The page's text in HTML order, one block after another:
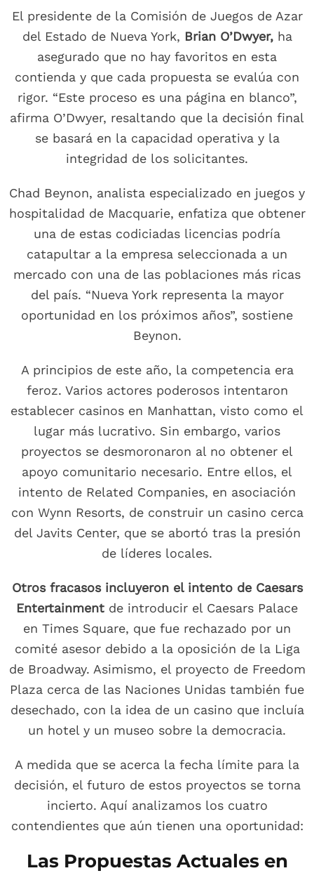
El presidente de la Comisión de Juegos de Azar
del Estado de Nueva York, Brian O’Dwyer,ha
asegurado que no hay favoritos en esta
contienda y que cada propuesta se evalúa con
rigor. “Este proceso es una página en blanco”,
afirma O’Dwyer, resaltando que la decisión final
se basará en la capacidad operativa y la
integridad de los solicitantes.
Chad Beynon, analista especializado en juegos y
hospitalidad de Macquarie, enfatiza que obtener
una de estas codiciadas licencias podría
catapultar a la empresa seleccionada a un
mercado con una de las poblaciones más ricas
del país. “Nueva York representa la mayor
oportunidad en los próximos años”, sostiene
Beynon.
A principios de este año, la competencia era
feroz. Varios actores poderosos intentaron
establecer casinos en Manhattan, visto como el
lugar más lucrativo. Sin embargo, varios
proyectos se desmoronaron al no obtener el
apoyo comunitario necesario. Entre ellos, el
intento de Related Companies, en asociación
con Wynn Resorts, de construir un casino cerca
del Javits Center, que se abortó tras la presión
de líderes locales.
Otros fracasos incluyeron el intento de Caesars
Entertainment de introducir el Caesars Palace
en Times Square, que fue rechazado por un
comité asesor debido a la oposición de la Liga
de Broadway. Asimismo, el proyecto de Freedom
Plaza cerca de las Naciones Unidas también fue
desechado, con la idea de un casino que incluía
un hotel y un museo sobre la democracia.
A medida que se acerca la fecha límite para la
decisión, el futuro de estos proyectos se torna
incierto. Aquí analizamos los cuatro
contendientes que aún tienen una oportunidad:
Las Propuestas Actuales en